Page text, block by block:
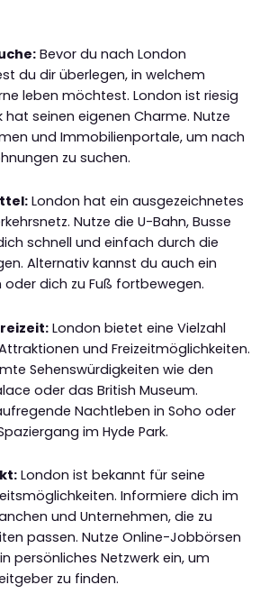
Bevor du nach London
du dir überlegen, in welchem
leben möchtest. London ist riesig
hat seinen eigenen Charme. Nutze
und Immobilienportale, um nach
zu suchen.
London hat ein ausgezeichnetes
Nutze die U-Bahn, Busse
schnell und einfach durch die
Alternativ kannst du auch ein
oder dich zu Fuß fortbewegen.
London bietet eine Vielzahl
und Freizeitmöglichkeiten.
Sehenswürdigkeiten wie den
oder das British Museum.
Nachtleben in Soho oder
im Hyde Park.
London ist bekannt für seine
Informiere dich im
und Unternehmen, die zu
passen. Nutze Online-Jobbörsen
persönliches Netzwerk ein, um
zu finden.